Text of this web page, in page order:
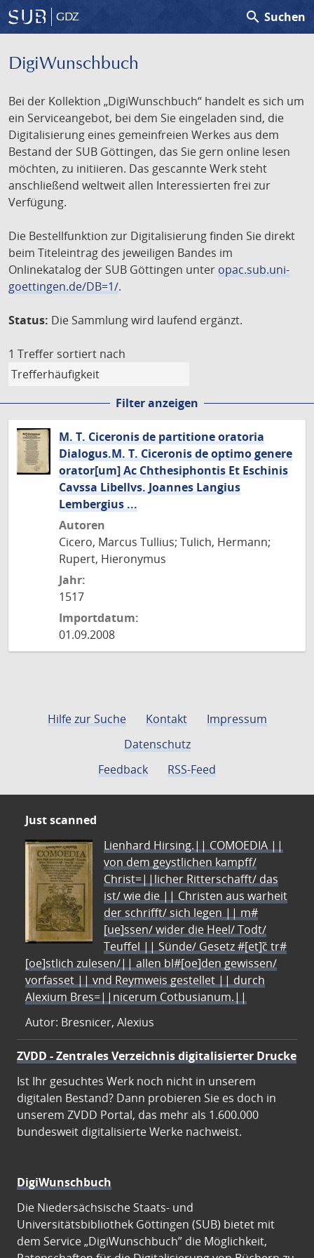
GDZ search Suchen
DigiWunschbuch
Bei der Kollektion „DigiWunschbuch“ handelt es sich um
ein Serviceangebot, bei dem Sie eingeladen sind, die
Digitalisierung eines gemeinfreien Werkes aus dem
Bestand der SUB Göttingen, das Sie gern online lesen
möchten, zu initiieren. Das gescannte Werk steht
anschließend weltweit allen Interessierten frei zur
Verfügung.
Die Bestellfunktion zur Digitalisierung finden Sie direkt
beim Titeleintrag des jeweiligen Bandes im
Onlinekatalog der SUB Göttingen unter opac.sub.uni-
goettingen.de/DB=1/.
Status: Die Sammlung wird laufend ergänzt.
1 Treffer sortiert nach
Filter anzeigen
M. T. Ciceronis de partitione oratoria
Dialogus.M. T. Ciceronis de optimo genere
orator[um] Ac Chthesiphontis Et Eschinis
Cavssa Libellvs. Joannes Langius
Lembergius ...
Autoren
Cicero, Marcus Tullius; Tulich, Hermann;
Rupert, Hieronymus
Jahr:
1517
Importdatum:
01.09.2008
Hilfe zur Suche Kontakt
Impressum
Datenschutz
Feedback
RSS-Feed
Just scanned
Lienhard Hirsing.|| COMOEDIA ||
von dem geystlichen kampff/
Christ=||licher Ritterschafft/ das
ist/ wie die || Christen aus warheit
der schrifft/ sich legen || m#
[ue]ssen/ wider die Heel/ Todt/
Teuffel || Sünde/ Gesetz #[et]c̃ tr#
[oe]stlich zulesen/|| allen bl#[oe]den gewissen/
vorfasset || vnd Reymweis gestellet || durch
Alexium Bres=||nicerum Cotbusianum.||
Autor: Bresnicer, Alexius
ZVDD - Zentrales Verzeichnis digitalisierter Drucke
Ist Ihr gesuchtes Werk noch nicht in unserem
digitalen Bestand? Dann probieren Sie es doch in
unserem ZVDD Portal, das mehr als 1.600.000
bundesweit digitalisierte Werke nachweist.
DigiWunschbuch
Die Niedersächsische Staats- und
Universitätsbibliothek Göttingen (SUB) bietet mit
dem Service „DigiWunschbuch” die Möglichkeit,